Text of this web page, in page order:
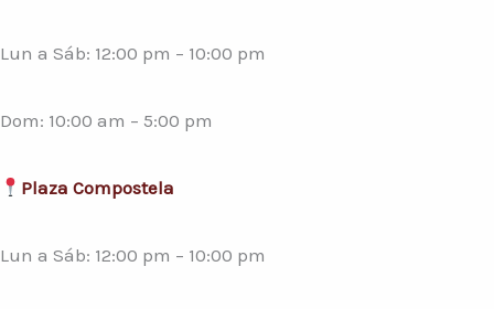
Lun a Sáb: 12:00 pm – 10:00 pm
Dom: 10:00 am – 5:00 pm
Plaza Compostela
Lun a Sáb: 12:00 pm – 10:00 pm